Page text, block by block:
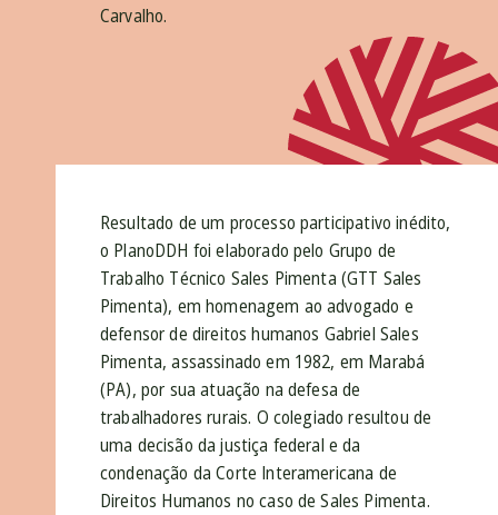
Carvalho.
Resultado de um processo participativo inédito,
o PlanoDDH foi elaborado pelo Grupo de
Trabalho Técnico Sales Pimenta (GTT Sales
Pimenta), em homenagem ao advogado e
defensor de direitos humanos Gabriel Sales
Pimenta, assassinado em 1982, em Marabá
(PA), por sua atuação na defesa de
trabalhadores rurais. O colegiado resultou de
uma decisão da justiça federal e da
condenação da Corte Interamericana de
Direitos Humanos no caso de Sales Pimenta.